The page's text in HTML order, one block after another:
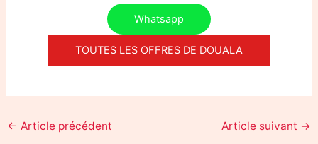
Whatsapp
TOUTES LES OFFRES DE DOUALA
← Article précédent Article suivant →